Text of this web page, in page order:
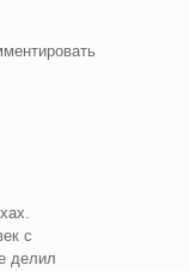
с
делил